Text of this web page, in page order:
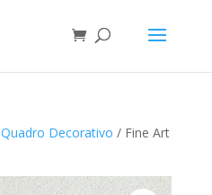
Quadro Decorativo / Fine Art